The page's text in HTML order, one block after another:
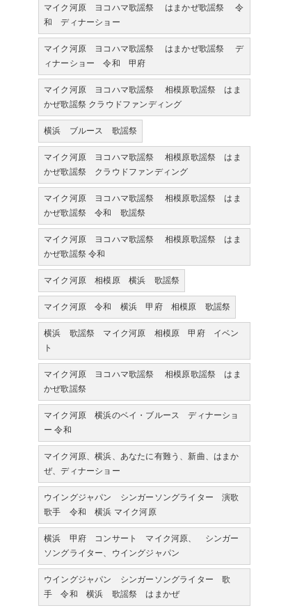
マイク河原 ヨコハマ歌謡祭 はまかぜ歌謡祭 令
和 ディナーショー
マイク河原 ヨコハマ歌謡祭 はまかぜ歌謡祭 デ
ィナーショー 令和 甲府
マイク河原 ヨコハマ歌謡祭 相模原歌謡祭 はま
かぜ歌謡祭 クラウドファンディング
横浜 ブルース 歌謡祭
マイク河原 ヨコハマ歌謡祭 相模原歌謡祭 はま
かぜ歌謡祭 クラウドファンディング
マイク河原 ヨコハマ歌謡祭 相模原歌謡祭 はま
かぜ歌謡祭 令和 歌謡祭
マイク河原 ヨコハマ歌謡祭 相模原歌謡祭 はま
かぜ歌謡祭 令和
マイク河原 相模原 横浜 歌謡祭
マイク河原 令和 横浜 甲府 相模原 歌謡祭
横浜 歌謡祭 マイク河原 相模原 甲府 イベン
ト
マイク河原 ヨコハマ歌謡祭 相模原歌謡祭 はま
かぜ歌謡祭
マイク河原 横浜のベイ・ブルース ディナーショ
ー 令和
マイク河原、横浜、あなたに有難う、新曲、はまか
ぜ、ディナーショー
ウイングジャパン シンガーソングライター 演歌
歌手 令和 横浜 マイク河原
横浜 甲府 コンサート マイク河原、 シンガー
ソングライター、ウイングジャパン
ウイングジャパン シンガーソングライター 歌
手 令和 横浜 歌謡祭 はまかぜ